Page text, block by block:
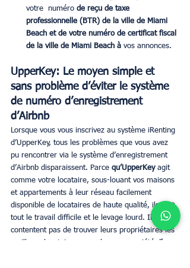
votre  numéro de reçu de taxe
professionnelle (BTR) de la ville de Miami
Beach et de votre numéro de certificat fiscal
de la ville de Miami Beach à vos annonces.
UpperKey: Le moyen simple et
sans problème d’éviter le système
de numéro d’enregistrement
d’Airbnb
Lorsque vous vous inscrivez au système iRenting
d’UpperKey, tous les problèmes que vous avez
pu rencontrer via le système d’enregistrement
d’Airbnb disparaissent. Parce qu’UpperKey agit
comme votre locataire, sous-louant vos maisons
et appartements à leur réseau facilement
disponible de locataires de haute qualité, ils font
tout le travail difficile et le levage lourd. Ils ne se
contentent pas de trouver leurs propriétaires les